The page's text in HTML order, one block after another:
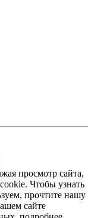
просмотр сайта,
Чтобы узнать
прочтите нашу
сайте